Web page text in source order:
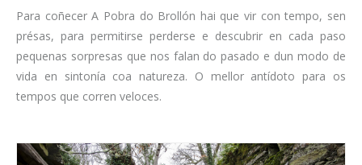
Para coñecer A Pobra do Brollón hai que vir con tempo, sen
présas, para permitirse perderse e descubrir en cada paso
pequenas sorpresas que nos falan do pasado e dun modo de
vida en sintonía coa natureza. O mellor antídoto para os
tempos que corren veloces.